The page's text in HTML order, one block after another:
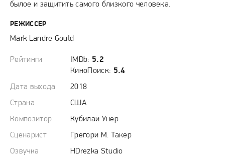
былое и защитить самого близкого человека.
РЕЖИССЕР
Mark Landre Gould
Рейтинги IMDb: 5.2
КиноПоиск: 5.4
Дата выхода
2018
Страна
США
Композитор
Кубилай Унер
Сценарист
Грегори М. Такер
Озвучка
HDrezka Studio